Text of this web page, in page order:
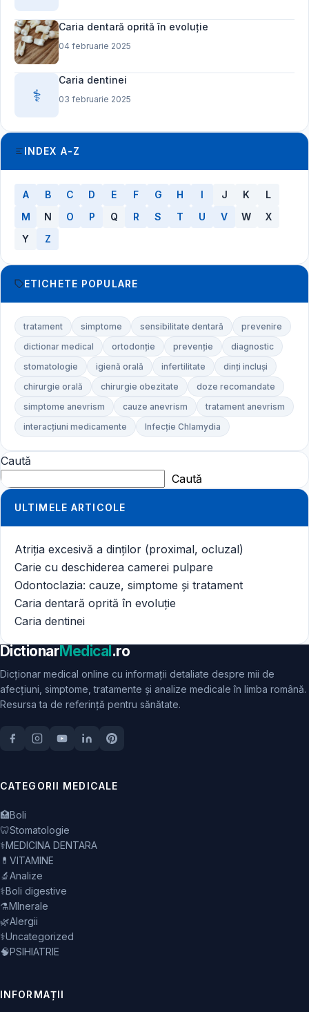
Caria dentară oprită în evoluție
04 februarie 2025
⚕️
Caria dentinei
03 februarie 2025
INDEX A-Z
A B C D E F G H I J K
L
M
N O P Q R S T U V W
X
Y
Z
ETICHETE POPULARE
tratament simptome sensibilitate dentară
prevenire
dictionar medical
ortodonție prevenție
diagnostic
stomatologie
igienă orală infertilitate
dinți incluși
chirurgie orală
chirurgie obezitate
doze recomandate
simptome anevrism
cauze anevrism
tratament anevrism
interacțiuni medicamente
Infecție Chlamydia
Caută
Caută
ULTIMELE ARTICOLE
Atriția excesivă a dinților (proximal, ocluzal)
Carie cu deschiderea camerei pulpare
Odontoclazia: cauze, simptome și tratament
Caria dentară oprită în evoluție
Caria dentinei
DictionarMedical .ro
Dicționar medical online cu informații detaliate despre mii de
afecțiuni, simptome, tratamente și analize medicale în limba română.
Resursa ta de referință pentru sănătate.
CATEGORII MEDICALE
🏥Boli
🦷Stomatologie
⚕️MEDICINA DENTARA
💊 VITAMINE
🔬Analize
⚕️Boli digestive
⚗️MInerale
🌿Alergii
⚕️Uncategorized
🧠PSIHIATRIE
INFORMAȚII